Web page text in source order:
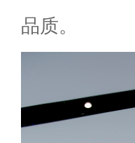
品质。